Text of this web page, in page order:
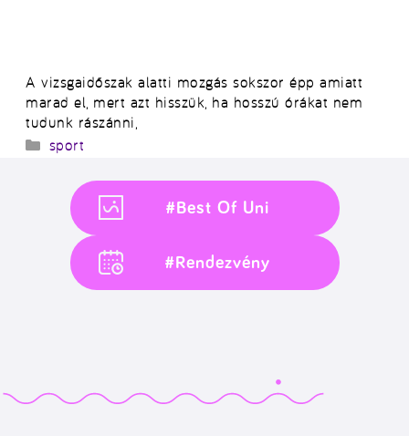
A vizsgaidőszak alatti mozgás sokszor épp amiatt
marad el, mert azt hisszük, ha hosszú órákat nem
tudunk rászánni,
Kategória
sport
#Best Of Uni
#Rendezvény